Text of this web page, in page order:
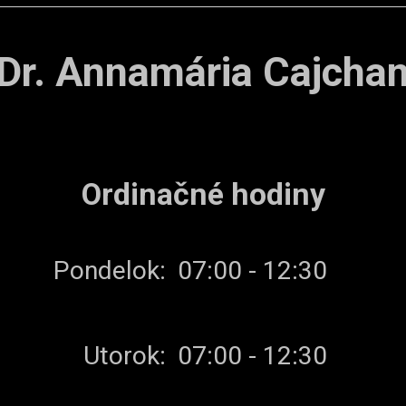
Annamária
Ordinačné hodiny
Pondelok: 07:00 - 12:30
Utorok: 07:00 - 12:30